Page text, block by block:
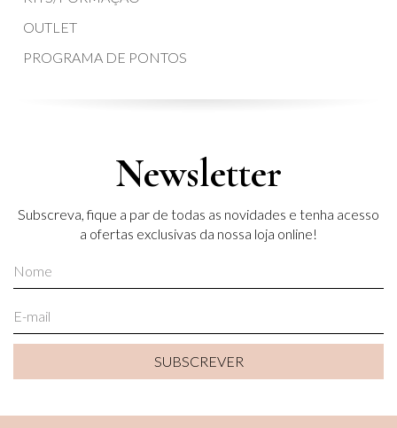
OUTLET
PROGRAMA DE PONTOS
Newsletter
Subscreva, fique a par de todas as novidades e tenha acesso
a ofertas exclusivas da nossa loja online!
SUBSCREVER